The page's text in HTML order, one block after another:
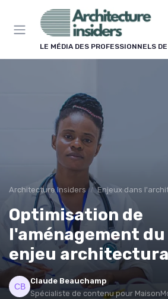
LE MÉDIA DES PROFESSIONNELS
Architecture Insiders Enjeux dans
Optimisation de
l'aménagement
enjeu
Claude Beauchamp
Spécialiste de contenu pour
Panneau de gestion des cookies